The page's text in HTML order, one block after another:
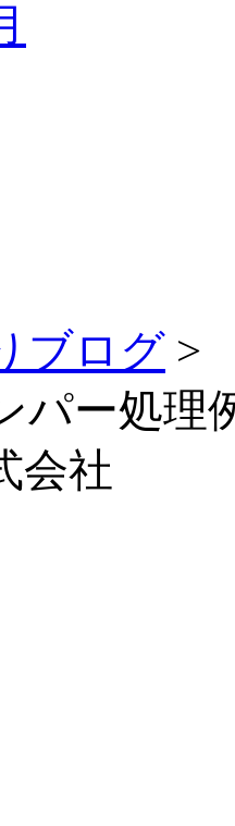
ブログ >
パー処理
会社